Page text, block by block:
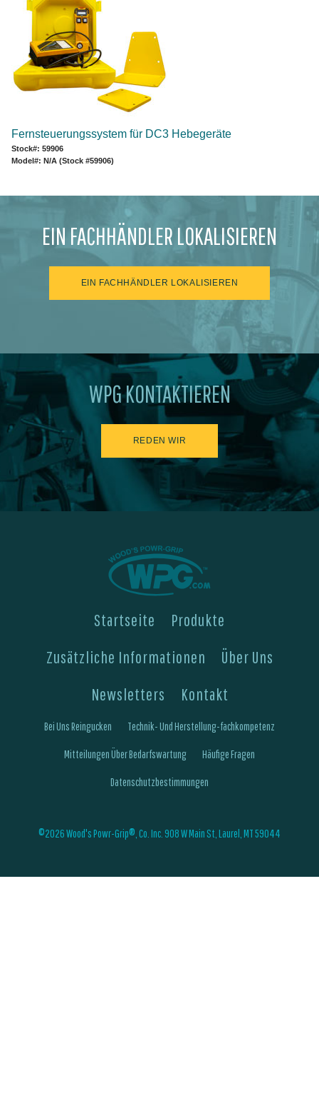
Fernsteuerungssystem für DC3 Hebegeräte
Stock#: 59906
Model#: N/A (Stock #59906)
EIN FACHHÄNDLER LOKALISIEREN
EIN FACHHÄNDLER LOKALISIEREN
WPG KONTAKTIEREN
REDEN WIR
Startseite
Produkte
Zusätzliche Informationen
Über Uns
Newsletters
Kontakt
Bei Uns Reingucken Technik- Und Herstellung-fachkompetenz
Mitteilungen Über Bedarfswartung Häufige Fragen
Datenschutzbestimmungen
©2026 Wood's Powr-Grip®, Co. Inc. 908 W Main St, Laurel, MT 59044